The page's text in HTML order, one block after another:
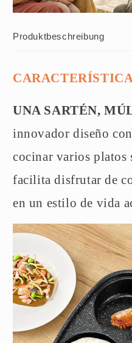
Produktbeschreibung
UNA SARTÉN,
innovador diseño
cocinar varios platos
facilita disfrutar de
en un estilo de vida